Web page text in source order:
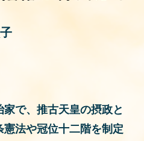
で、推古天皇の摂政と
憲法や冠位十二階を制定